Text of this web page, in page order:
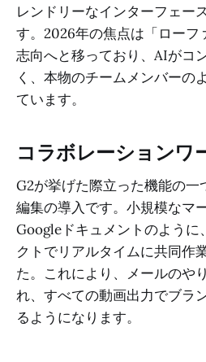
レンドリーなインターフェー
す。2026年の焦点は「ロー
志向へと移っており、AIがコ
く、本物のチームメンバーの
ています。
コラボレーションワ
G2が挙げた際立った機能の一
編集の導入です。小規模なマ
Googleドキュメントのように
クトでリアルタイムに共同作
た。これにより、メールのや
れ、すべての動画出力でブラ
るようになります。